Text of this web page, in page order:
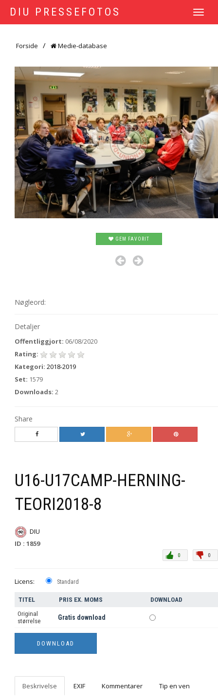
DIU PRESSEFOTOS
TOGGLE
Forside Medie-database
GEM FAVORIT
Nøgleord:
Detaljer
Offentliggjort: 06/08/2020
Rating:
Kategori: 2018-2019
Set: 1579
Downloads: 2
Share
U16-U17CAMP-HERNING-
TEORI2018-8
DIU
ID : 1859
0
0
Licens: Standard
TITEL PRIS EX. MOMS
DOWNLOAD
Original
størrelse
Gratis download
Beskrivelse EXIF Kommentarer Tip en ven